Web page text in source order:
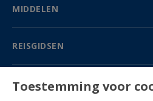
MIDDELEN
REISGIDSEN
PARTNERS
Toestemming voor